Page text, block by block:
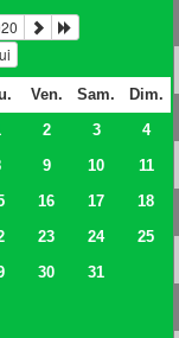
Ven. Sam.
Dim.
2 3
4
9 10
11
16 17
18
23 24
25
30 31